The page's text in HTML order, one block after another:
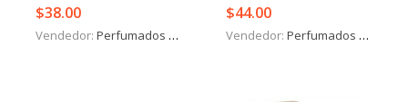
$38.00
Vendedor: Perfumados y más
$44.00
Vendedor: Perfumados y más